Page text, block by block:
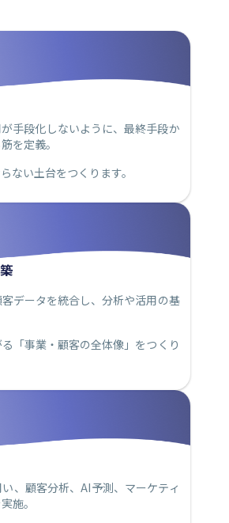
手段化しないように、最終手段か
を定義。
ない土台をつくります。
データを統合し、分析や活用の基
「事業・顧客の全体像」をつくり
、顧客分析、AI予測、マーケティ
施。